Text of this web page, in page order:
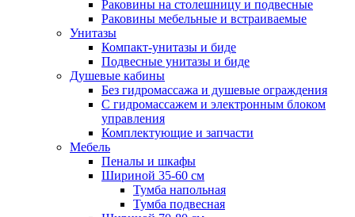
Раковины на столешницу и подвесные
Раковины мебельные и встраиваемые
Унитазы
Компакт-унитазы и биде
Подвесные унитазы и биде
Душевые кабины
Без гидромассажа и душевые ограждения
С гидромассажем и электронным блоком
управления
Комплектующие и запчасти
Мебель
Пеналы и шкафы
Шириной 35-60 см
Тумба напольная
Тумба подвесная